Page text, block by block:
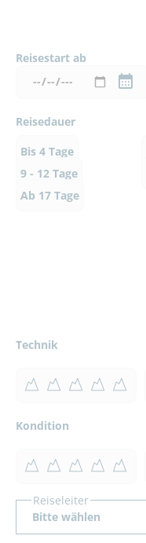
Reisestart ab
Reisedauer
Bis 4 Tage
9 - 12 Tage
Ab 17 Tage
Technik
Kondition
Reiseleiter
Bitte wählen